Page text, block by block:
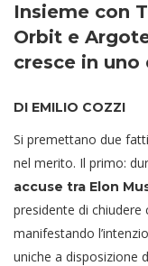
Insieme con
Orbit e
cresce in
DI EMILIO COZZI
Si premettano due
nel merito. Il primo:
accuse tra Elon
presidente di
manifestando
uniche a disposizione